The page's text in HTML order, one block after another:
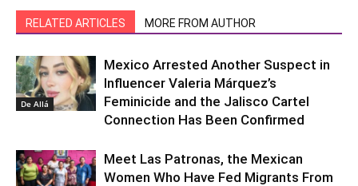
RELATED ARTICLES MORE FROM AUTHOR
De Allá
Mexico Arrested Another Suspect in
Influencer Valeria Márquez’s
Feminicide and the Jalisco Cartel
Connection Has Been Confirmed
Meet Las Patronas, the Mexican
Women Who Have Fed Migrants From